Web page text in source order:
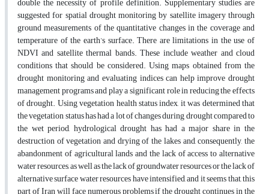
suggested for spatial drought monitoring by satellite imagery through
ground measurements of the quantitative changes in the coverage and
temperature of the earth’s surface. There are limitations in the use of
NDVI and satellite thermal bands. These include weather and cloud
conditions that should be considered. Using maps obtained from the
drought monitoring and evaluating indices can help improve drought
management programs and play a significant role in reducing the effects
of drought. Using vegetation health status index, it was determined that
the vegetation status has had a lot of changes during drought compared to
the wet period, hydrological drought has had a major share in the
destruction of vegetation and drying of the lakes and, consequently, the
abandonment of agricultural lands and the lack of access to alternative
water resources, as well as the lack of groundwater resources or the lack of
alternative surface water resources have intensified, and it seems that, this